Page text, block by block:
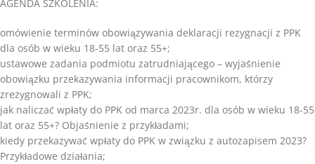
AGENDA SZKOLENIA:
omówienie terminów obowiązywania deklaracji rezygnacji z PPK
dla osób w wieku 18-55 lat oraz 55+;
ustawowe zadania podmiotu zatrudniającego – wyjaśnienie
obowiązku przekazywania informacji pracownikom, którzy
zrezygnowali z PPK;
jak naliczać wpłaty do PPK od marca 2023r. dla osób w wieku 18-55
lat oraz 55+? Objaśnienie z przykładami;
kiedy przekazywać wpłaty do PPK w związku z autozapisem 2023?
Przykładowe działania;